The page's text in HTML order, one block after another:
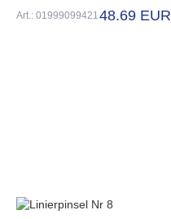
Art.: 01999099421 48.69 EUR